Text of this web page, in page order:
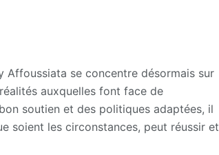
Affoussiata se concentre désormais sur
auxquelles font face de
soutien et des politiques adaptées, il
soient les circonstances, peut réussir et